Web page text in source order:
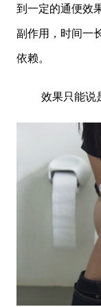
到一定的通便效
副作用，时间一
依赖。
效果只能说